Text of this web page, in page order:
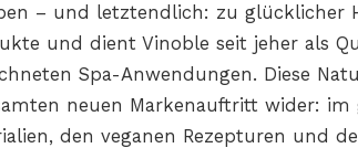
– und letztendlich: zu glücklicher
und dient Vinoble seit jeher als
Spa-Anwendungen. Diese
neuen Markenauftritt wider: im
den veganen Rezepturen und